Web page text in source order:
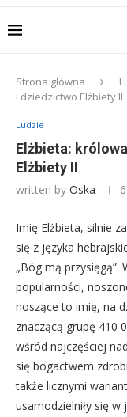
Strona główna
i dziedzictwo Elżbiety II
Ludzie
Elżbieta:
Elżbiety II
written by Oska
Imię Elżbieta, silnie
się z języka
„Bóg mą
popularności,
noszące to imię, na
znaczącą grupę 410
wśród najczęściej
się bogactwem
także licznymi
usamodzielniły się